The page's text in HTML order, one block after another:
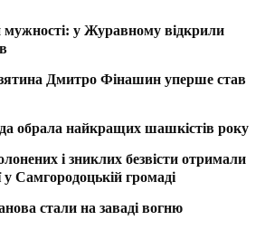
мужності: у Журавному відкрили
Дмитро Фінашин уперше став
обрала найкращих шашкістів року
і зниклих безвісти отримали
у Самгородоцькій громаді
стали на заваді вогню